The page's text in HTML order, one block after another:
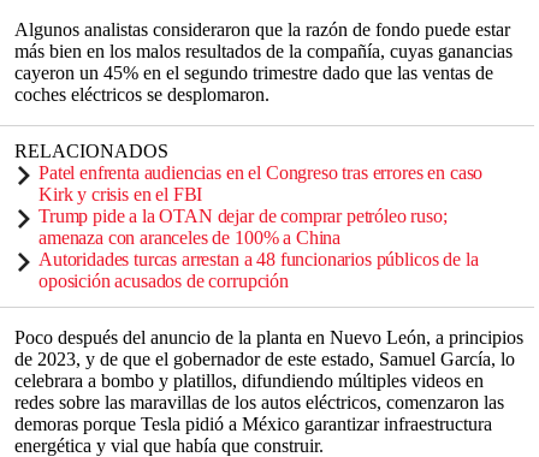
Algunos analistas consideraron que la razón de fondo puede estar
más bien en los malos resultados de la compañía, cuyas ganancias
cayeron un 45% en el segundo trimestre dado que las ventas de
coches eléctricos se desplomaron.
RELACIONADOS
Patel enfrenta audiencias en el Congreso tras errores en caso
Kirk y crisis en el FBI
Trump pide a la OTAN dejar de comprar petróleo ruso;
amenaza con aranceles de 100% a China
Autoridades turcas arrestan a 48 funcionarios públicos de la
oposición acusados de corrupción
Poco después del anuncio de la planta en Nuevo León, a principios
de 2023, y de que el gobernador de este estado, Samuel García, lo
celebrara a bombo y platillos, difundiendo múltiples videos en
redes sobre las maravillas de los autos eléctricos, comenzaron las
demoras porque Tesla pidió a México garantizar infraestructura
energética y vial que había que construir.